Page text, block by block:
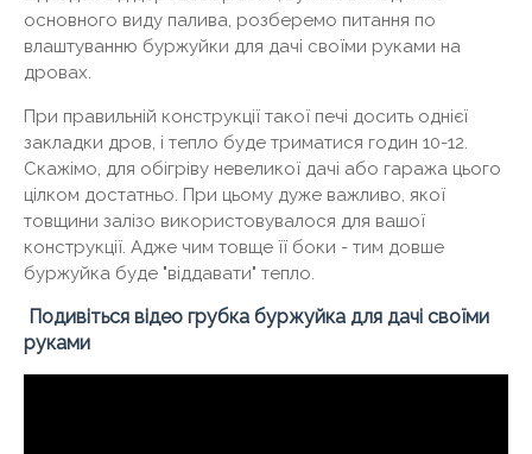
основного виду палива, розберемо питання по
влаштуванню буржуйки для дачі своїми руками на
дровах.
При правильній конструкції такої печі досить однієї
закладки дров, і тепло буде триматися годин 10-12.
Скажімо, для обігріву невеликої дачі або гаража цього
цілком достатньо. При цьому дуже важливо, якої
товщини залізо використовувалося для вашої
конструкції. Адже чим товще її боки - тим довше
буржуйка буде "віддавати" тепло.
Подивіться відео грубка буржуйка для дачі своїми
руками